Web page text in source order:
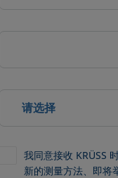
请选择
我同意接收 KRÜSS
新的测量方法、即将